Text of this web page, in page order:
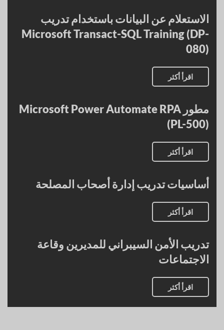
الاستعلام عن البيانات باستخدام تدريب
Microsoft Transact-SQL Training (DP-
080)
اقرأ أكثر
مطور Microsoft Power Automate RPA
(PL-500)
اقرأ أكثر
أساسيات تدريب إدارة أصحاب المصلحة
اقرأ أكثر
تدريب الأمن السيبراني للمديرين وقاعة
الاجتماعات
اقرأ أكثر